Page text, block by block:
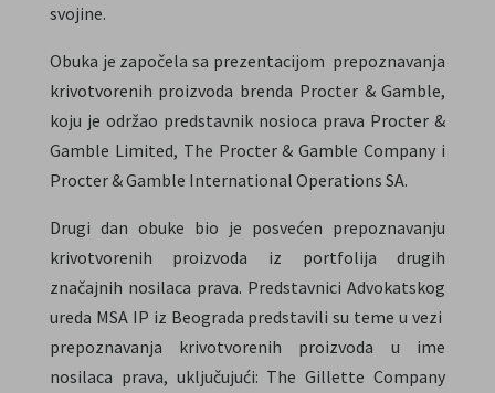
svojine.
Obuka je započela sa prezentacijom prepoznavanja
krivotvorenih proizvoda brenda Procter & Gamble,
koju je održao predstavnik nosioca prava Procter &
Gamble Limited, The Procter & Gamble Company i
Procter & Gamble International Operations SA.
Drugi dan obuke bio je posvećen prepoznavanju
krivotvorenih proizvoda iz portfolija drugih
značajnih nosilaca prava. Predstavnici Advokatskog
ureda MSA IP iz Beograda predstavili su teme u vezi
prepoznavanja krivotvorenih proizvoda u ime
nosilaca prava, uključujući: The Gillette Company